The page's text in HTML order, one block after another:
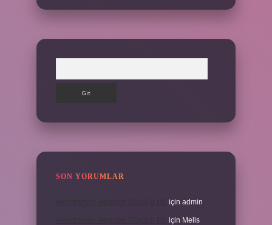
SON YORUMLAR
için admin
için Melis